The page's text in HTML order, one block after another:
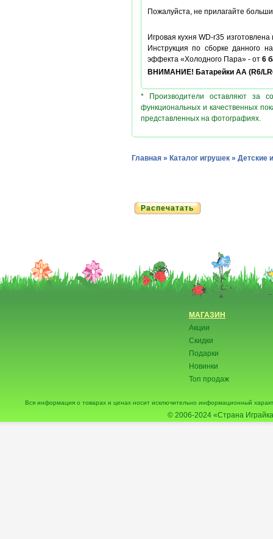
Пожалуйста, не прилагайте
Игровая кухня WD-r35
Инструкция по сборке данного
эффекта «Холодного Пара» - от 6
ВНИМАНИЕ! Батарейки АА (R6/
* Производители оставляют за
функциональных и качественных
представленных на фотографиях.
Главная » Каталог игрушек » Детские
Распечатать
МАГАЗИН
Акции
Скидки
Подарки
Новинки
Топ продаж
Вся информация о товарах и ценах носит исключительно информационный
© 2006-2024 «Страна